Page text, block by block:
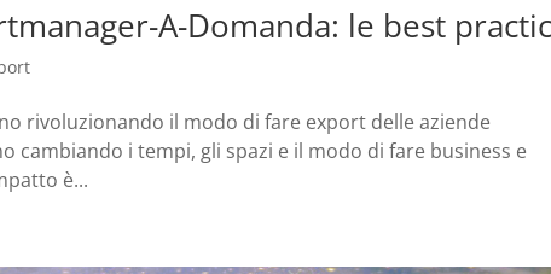
A-Domanda: le best
rivoluzionando il modo di fare export delle aziende
cambiando i tempi, gli spazi e il modo di fare business e
è...